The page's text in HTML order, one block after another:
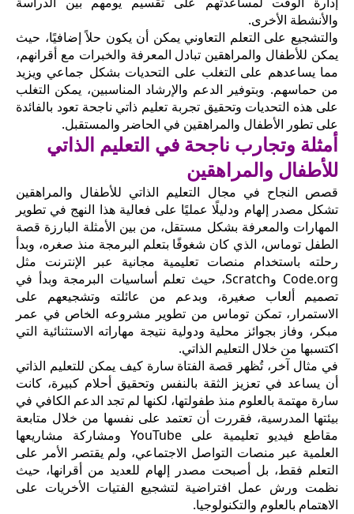
والأنشطة الأخرى.
والتشجيع على التعلم التعاوني يمكن أن يكون حلاً إضافيًا، حيث
يمكن للأطفال والمراهقين تبادل المعرفة والخبرات مع أقرانهم،
مما يساعدهم على التغلب على التحديات بشكل جماعي ويزيد
من حماسهم. وبتوفير الدعم والإرشاد المناسبين، يمكن التغلب
على هذه التحديات وتحقيق تجربة تعليم ذاتي ناجحة تعود بالفائدة
على تطور الأطفال والمراهقين في الحاضر والمستقبل.
أمثلة وتجارب ناجحة في التعليم الذاتي
للأطفال والمراهقين
قصص النجاح في مجال التعليم الذاتي للأطفال والمراهقين
تشكل مصدر إلهام ودليلًا عمليًا على فعالية هذا النهج في تطوير
المهارات والمعرفة بشكل مستقل، من بين الأمثلة البارزة قصة
الطفل توماس، الذي كان شغوفًا بتعلم البرمجة منذ صغره، وبدأ
رحلته باستخدام منصات تعليمية مجانية عبر الإنترنت مثل
Code.org وScratch، حيث تعلم أساسيات البرمجة وبدأ في
تصميم ألعاب صغيرة، وبدعم من عائلته وتشجيعهم على
الاستمرار، تمكن توماس من تطوير مشروعه الخاص في عمر
مبكر، وفاز بجوائز محلية ودولية نتيجة مهاراته الاستثنائية التي
اكتسبها من خلال التعليم الذاتي.
في مثال آخر، تُظهر قصة الفتاة سارة كيف يمكن للتعليم الذاتي
أن يساعد في تعزيز الثقة بالنفس وتحقيق أحلام كبيرة، كانت
سارة مهتمة بالعلوم منذ طفولتها، لكنها لم تجد الدعم الكافي في
بيئتها المدرسية، فقررت أن تعتمد على نفسها من خلال متابعة
مقاطع فيديو تعليمية على YouTube ومشاركة مشاريعها
العلمية عبر منصات التواصل الاجتماعي، ولم يقتصر الأمر على
التعلم فقط، بل أصبحت مصدر إلهام للعديد من أقرانها، حيث
نظمت ورش عمل افتراضية لتشجيع الفتيات الأخريات على
الاهتمام بالعلوم والتكنولوجيا.